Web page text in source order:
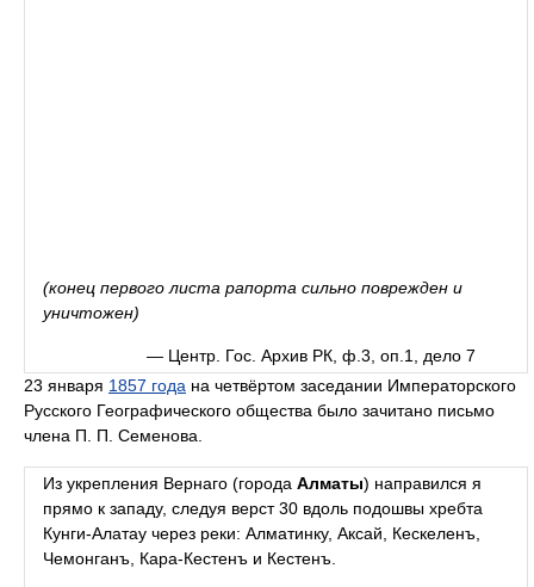
(конец первого листа рапорта сильно поврежден и
уничтожен)
— Центр. Гос. Архив РК, ф.3, оп.1, дело 7
23 января 1857 года на четвёртом заседании Императорского
Русского Географического общества было зачитано письмо
члена П. П. Семенова.
Из укрепления Вернаго (города Алматы) направился я
прямо к западу, следуя верст 30 вдоль подошвы хребта
Кунги-Алатау через реки: Алматинку, Аксай, Кескеленъ,
Чемонганъ, Кара-Кестенъ и Кестенъ.